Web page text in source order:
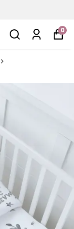
0